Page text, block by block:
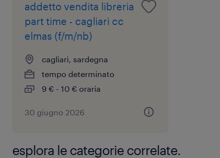
addetto vendita libreria
part time - cagliari cc
elmas (f/m/nb)
cagliari, sardegna
tempo determinato
9 € - 10 € oraria
30 giugno 2026
esplora le categorie correlate.